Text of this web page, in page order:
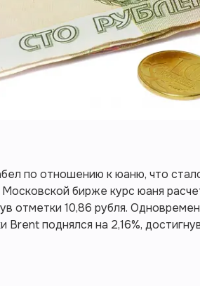
по отношению к юаню, что
бирже курс юаня
отметки 10,86 рубля.
Brent поднялся на 2,16%,